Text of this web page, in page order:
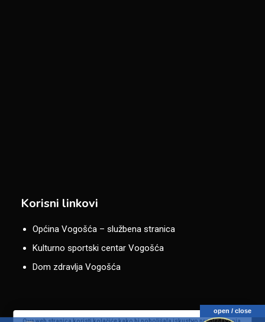
Korisni linkovi
Općina Vogošća – službena stranica
Kulturno sportski centar Vogošća
Dom zdravlja Vogošća
open / close